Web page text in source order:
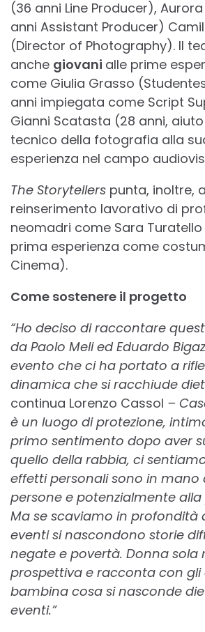
(36 anni Line Producer),
anni Assistant Producer)
(Director of Photography). Il
anche giovani alle prime
come Giulia Grasso
anni impiegata come Script
Gianni Scatasta (28 anni,
tecnico della fotografia alla
esperienza nel campo
The Storytellers punta, inoltre,
reinserimento lavorativo di
neomadri come Sara
prima esperienza come
Cinema).
Come sostenere il progetto
“Ho deciso di raccontare
da Paolo Meli ed Eduardo
evento che ci ha portato a
dinamica che si racchiude
continua Lorenzo Cassol –
è un luogo di protezione,
primo sentimento dopo aver
quello della rabbia, ci
effetti personali sono in mano
persone e potenzialmente
Ma se scaviamo in profondità
eventi si nascondono storie
negate e povertà. Donna sola
prospettiva e racconta con
bambina cosa si nasconde
eventi.”